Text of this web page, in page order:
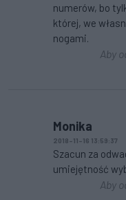
numerów, bo
której, we
nogami.
Aby
Monika
2018-11-16 13:59:37
Szacun za
umiejętność
Aby